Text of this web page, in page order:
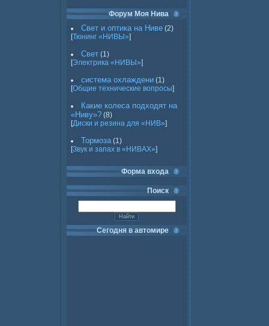
Форум Моя Нива
Свет и оптика на Ниве (2)
[Тюнинг «НИВЫ»]
Свет (1)
[Электрика «НИВЫ»]
система охлаждени (1)
[Общие технические вопросы]
Какие колеса подходят на
«Ниву»? (8)
[Диски и резина для «НИВ»]
Тормоза (1)
[Звук и запах в «НИВАХ»]
Форма входа
Поиск
Сегодня в автомире